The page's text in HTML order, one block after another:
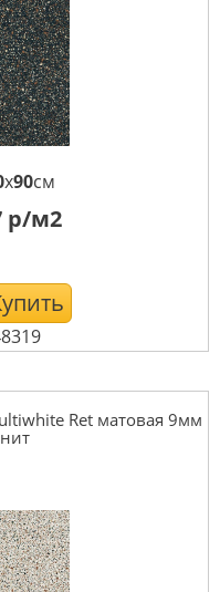
x90см
р/м2
Ret матовая 9мм